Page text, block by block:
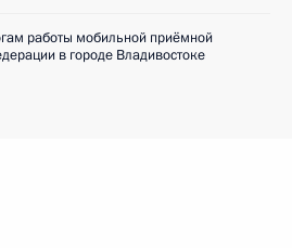
работы мобильной приёмной
в городе Владивостоке